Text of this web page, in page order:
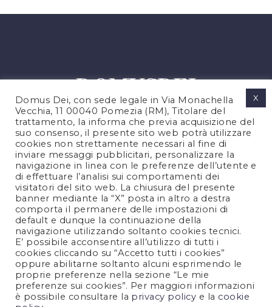
PRIVACY POLICY
COOKIES POLICY
NOTE LEGALI
CONTATTACI
FOLLOW US
Domus Dei, con sede legale in Via Monachella
Vecchia, 11 00040 Pomezia (RM), Titolare del
trattamento, la informa che previa acquisizione del
suo consenso, il presente sito web potrà utilizzare
cookies non strettamente necessari al fine di
inviare messaggi pubblicitari, personalizzare la
navigazione in linea con le preferenze dell’utente e
di effettuare l’analisi sui comportamenti dei
visitatori del sito web. La chiusura del presente
banner mediante la “X” posta in altro a destra
comporta il permanere delle impostazioni di
default e dunque la continuazione della
navigazione utilizzando soltanto cookies tecnici.
E’ possibile acconsentire all’utilizzo di tutti i
cookies cliccando su “Accetto tutti i cookies”
oppure abilitarne soltanto alcuni esprimendo le
proprie preferenze nella sezione “Le mie
preferenze sui cookies”. Per maggiori informazioni
è possibile consultare la privacy policy e la cookie
X